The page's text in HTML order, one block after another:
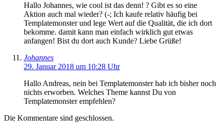
Hallo Johannes, wie cool ist das denn! ? Gibt es so eine
Aktion auch mal wieder? (-; Ich kaufe relativ häufig bei
Templatemonster und lege Wert auf die Qualität, die ich dort
bekomme. damit kann man einfach wirklich gut etwas
anfangen! Bist du dort auch Kunde? Liebe Grüße!
Johannes
29. Januar 2018 um 10:28 Uhr
Hallo Andreas, nein bei Templatemonster hab ich bisher noch
nichts erworben. Welches Theme kannst Du von
Templatemonster empfehlen?
Die Kommentare sind geschlossen.